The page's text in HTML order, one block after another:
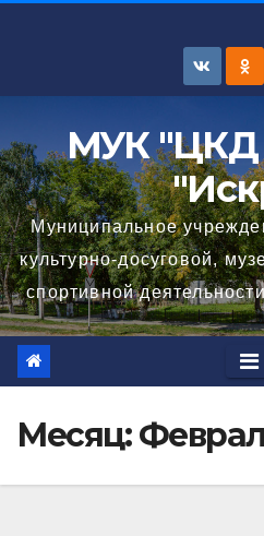
МУК
Муниципальное
культурно-досуговой,
спортивной
Месяц: